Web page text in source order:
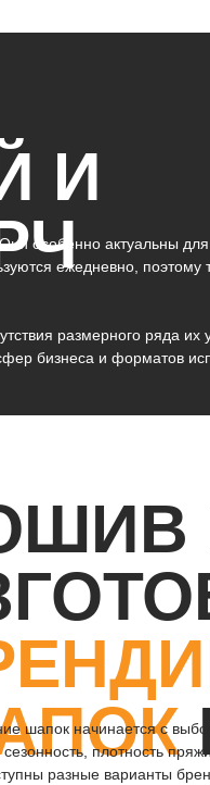
И
особенно актуальны
ежедневно,
размерного ряда их
бизнеса и форматов
шапок начинается с
плотность
разные варианты